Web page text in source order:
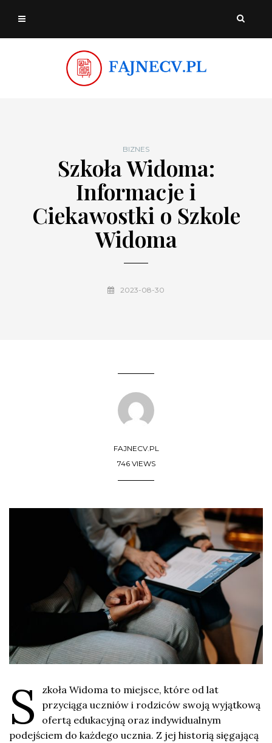
BIZNES
Szkoła Widoma:
Informacje i
Ciekawostki o Szkole
Widoma
2023-08-30
FAJNECV.PL
746 VIEWS
S
zkoła Widoma to miejsce, które od lat
przyciąga uczniów i rodziców swoją wyjątkową
ofertą edukacyjną oraz indywidualnym
podejściem do każdego ucznia. Z jej historią sięgającą